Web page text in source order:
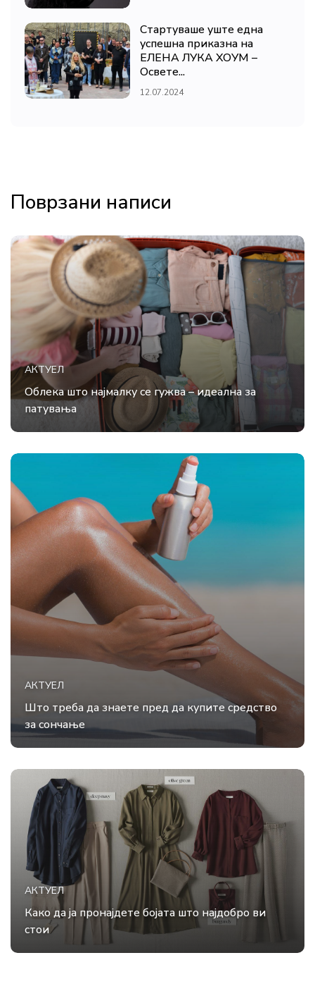
Стартуваше уште една
успешна приказна на
ЕЛЕНА ЛУКА ХОУМ –
Освете...
12.07.2024
Поврзани написи
АКТУЕЛ
Облека што најмалку се гужва – идеална за
патувања
АКТУЕЛ
Што треба да знаете пред да купите средство
за сончање
АКТУЕЛ
Како да ја пронајдете бојата што најдобро ви
стои